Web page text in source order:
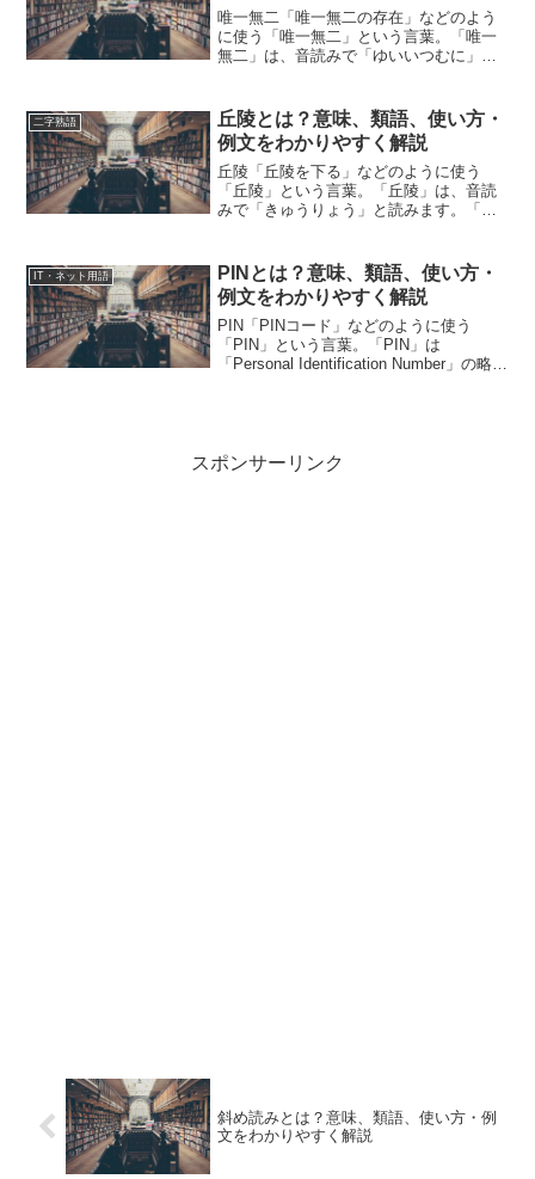
唯一無二「唯一無二の存在」などのよう
に使う「唯一無二」という言葉。「唯一
無二」は、音読みで「ゆいいつむに」と
「唯一無二」の意味や使い方や類語につ
いて、小説などの用例を紹...
二字熟語
丘陵とは？意味、類語、使い方・
例文をわかりやすく解説
丘陵「丘陵を下る」などのように使う
「丘陵」という言葉。「丘陵」は、音読
みで「きゅうりょう」と読みます。「丘
い方や類語について、小説などの用例を
紹介しながら、わかりやすく...
IT・ネット用語
PINとは？意味、類語、使い方・
例文をわかりやすく解説
PIN「PINコード」などのように使う
「PIN」という言葉。「PIN」は
「Personal Identification Number」の略語
スポンサーリンク
斜め読みとは？意味、類語、使い方・例
文をわかりやすく解説